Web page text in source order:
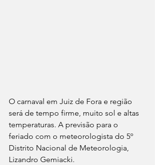
O carnaval em Juiz de Fora e região
será de tempo firme, muito sol e altas
temperaturas. A previsão para o
feriado com o meteorologista do 5º
Distrito Nacional de Meteorologia,
Lizandro Gemiacki.